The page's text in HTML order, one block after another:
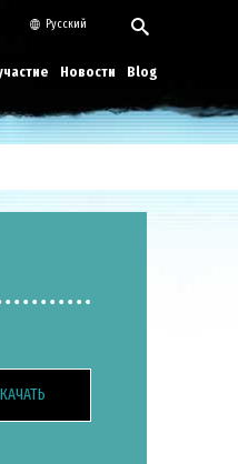
Русский
Новости Blog